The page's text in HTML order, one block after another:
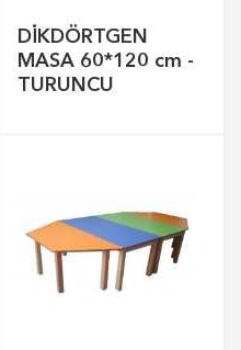
DİKDÖRTGEN
MASA 60*120 cm -
TURUNCU